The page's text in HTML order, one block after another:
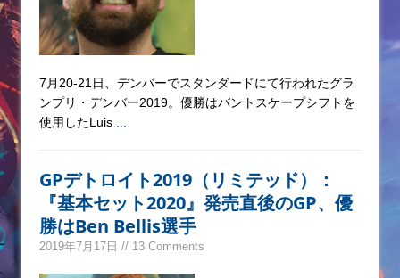
7月20-21日、デンバーでスタンダードにて行われたグラ
ンプリ・デンバー2019。優勝はバントスケープシフトを
使用したLuis
GPデトロイト2019（リミテッド）：
『基本セット2020』発売直後のGP、優
勝はBen Bellis選手
2019年7月17日 // 13 Comments